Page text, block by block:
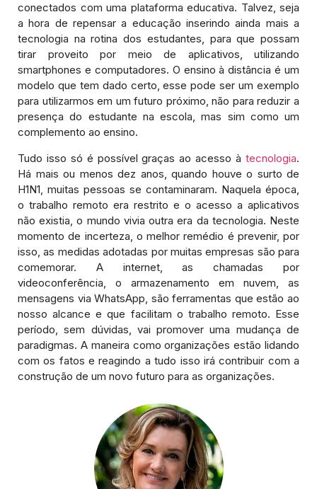
conectados com uma plataforma educativa. Talvez, seja
a hora de repensar a educação inserindo ainda mais a
tecnologia na rotina dos estudantes, para que possam
tirar proveito por meio de aplicativos, utilizando
smartphones e computadores. O ensino à distância é um
modelo que tem dado certo, esse pode ser um exemplo
para utilizarmos em um futuro próximo, não para reduzir a
presença do estudante na escola, mas sim como um
complemento ao ensino.
Tudo isso só é possível graças ao acesso à tecnologia.
Há mais ou menos dez anos, quando houve o surto de
H1N1, muitas pessoas se contaminaram. Naquela época,
o trabalho remoto era restrito e o acesso a aplicativos
não existia, o mundo vivia outra era da tecnologia. Neste
momento de incerteza, o melhor remédio é prevenir, por
isso, as medidas adotadas por muitas empresas são para
comemorar. A internet, as chamadas por
videoconferência, o armazenamento em nuvem, as
mensagens via WhatsApp, são ferramentas que estão ao
nosso alcance e que facilitam o trabalho remoto. Esse
período, sem dúvidas, vai promover uma mudança de
paradigmas. A maneira como organizações estão lidando
com os fatos e reagindo a tudo isso irá contribuir com a
construção de um novo futuro para as organizações.